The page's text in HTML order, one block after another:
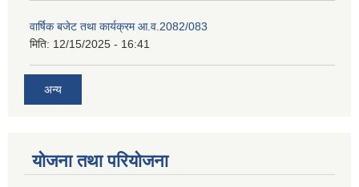
वार्षिक बजेट तथा कार्यक्रम आ.व.2082/083
मिति: 12/15/2025 - 16:41
अन्य
योजना तथा परियोजना